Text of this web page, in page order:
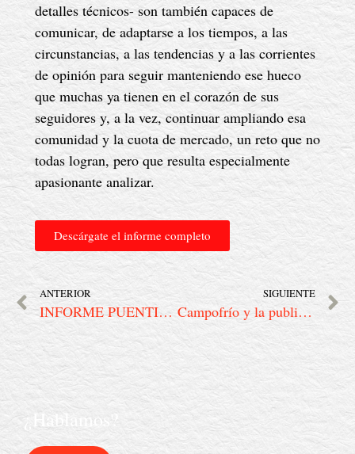
detalles técnicos- son también capaces de
comunicar, de adaptarse a los tiempos, a las
circunstancias, a las tendencias y a las corrientes
de opinión para seguir manteniendo ese hueco
que muchas ya tienen en el corazón de sus
seguidores y, a la vez, continuar ampliando esa
comunidad y la cuota de mercado, un reto que no
todas logran, pero que resulta especialmente
apasionante analizar.
Descárgate el informe completo
ANTERIOR
INFORME PUENTIA | Comunicar una guerra
SIGUIENTE
Campofrío y la publicidad emocional
¿Hablamos?